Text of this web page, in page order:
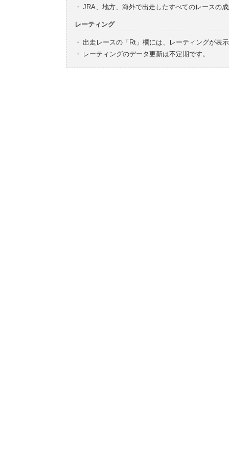
・ JRA、地方、海外で出走したすべてのレースの
レーティング
・ 出走レースの「Rt」欄には、レーティングが表
・
レーティングのデータ更新は不定期です。